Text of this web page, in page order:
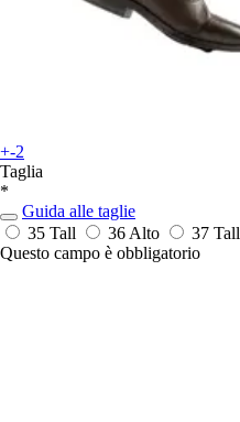
+-2
Taglia
*
Guida alle taglie
35 Tall
36 Alto 37 Tall
Questo campo è obbligatorio